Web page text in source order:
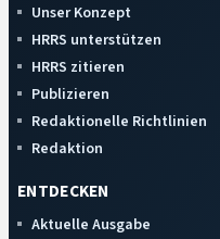
Unser Konzept
HRRS unterstützen
HRRS zitieren
Publizieren
Redaktionelle Richtlinien
Redaktion
ENTDECKEN
Aktuelle Ausgabe